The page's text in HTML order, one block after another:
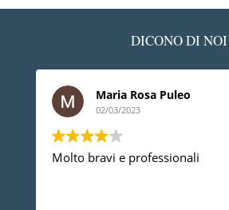
DICONO DI NOI
Maria Rosa Puleo
02/03/2023
Molto bravi e professionali